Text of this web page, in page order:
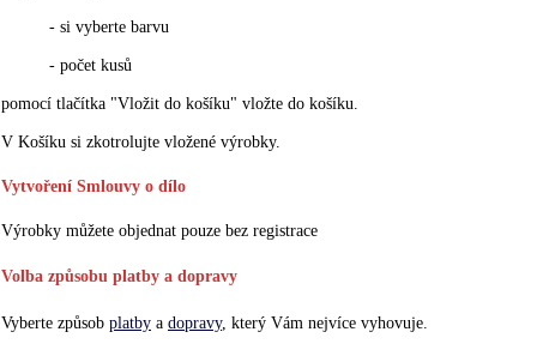
- si vyberte barvu
- počet kusů
pomocí tlačítka "Vložit do košíku" vložte do košíku.
V Košíku si zkotrolujte vložené výrobky.
Vytvoření Smlouvy o dílo
Výrobky můžete objednat pouze bez registrace
Volba způsobu platby a dopravy
Vyberte způsob platby a dopravy, který Vám nejvíce vyhovuje.